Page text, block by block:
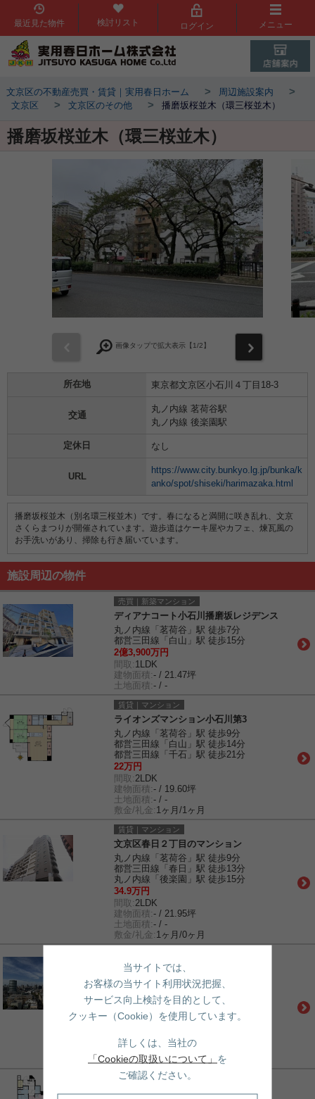
最近見た物件 検討リスト ログイン メニュー
文京区の不動産売買・賃貸｜実用春日ホーム > 周辺施設案内 >
文京区 > 文京区のその他 > 播磨坂桜並木（環三桜並木）
播磨坂桜並木（環三桜並木）
画像タップで拡大表示【 1/2】
所在地 東京都文京区小石川４丁目18-3
交通
丸ノ内線 茗荷谷駅
丸ノ内線 後楽園駅
定休日 なし
URL
https://www.city.bunkyo.lg.jp/bunka/k
anko/spot/shiseki/harimazaka.html
播磨坂桜並木（別名環三桜並木）です。春になると満開に咲き乱れ、文京
さくらまつりが開催されています。遊歩道はケーキ屋やカフェ、煉瓦風の
お手洗いがあり、掃除も行き届いています。
施設周辺の物件
売買｜新築マンション
ディアナコート小石川播磨坂レジデンス
丸ノ内線「茗荷谷」駅 徒歩7分
都営三田線「白山」駅 徒歩15分
2億3,900万円
間取: 1LDK
建物面積:- / 21.47坪
土地面積:- / -
賃貸｜マンション
ライオンズマンション小石川第3
丸ノ内線「茗荷谷」駅 徒歩9分
都営三田線「白山」駅 徒歩14分
都営三田線「千石」駅 徒歩21分
22万円
間取: 2LDK
建物面積:- / 19.60坪
土地面積:- / -
敷金/礼金: 1ヶ月/1ヶ月
賃貸｜マンション
文京区春日２丁目のマンション
丸ノ内線「茗荷谷」駅 徒歩9分
都営三田線「春日」駅 徒歩13分
丸ノ内線「後楽園」駅 徒歩15分
34.9万円
間取: 2LDK
建物面積:- / 21.95坪
土地面積:- / -
敷金/礼金: 1ヶ月/0ヶ月
コロネード春日
丸ノ内線「茗荷谷」駅 徒歩9分
都営三田線「春日」駅 徒歩13分
丸ノ内線「後楽園」駅 徒歩15分
29.9万円
建物面積: - / 21.95坪
土地面積:- / -
敷金/礼金:1ヶ月/0ヶ月
賃貸｜マンション
シティテラス文京小石川
当サイトでは、
お客様の当サイト利用状況把握、
サービス向上検討を目的として、
クッキー（Cookie）を使用しています。
詳しくは、当社の
「Cookieの取扱いについて」 を
ご確認ください。